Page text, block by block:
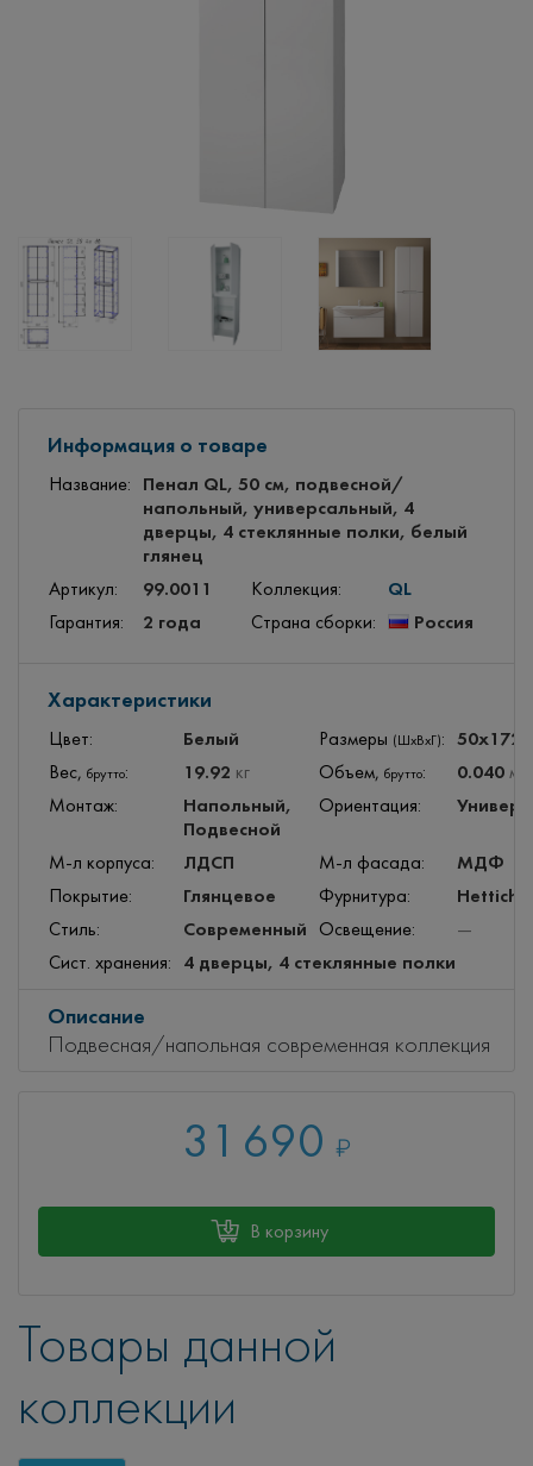
Информация о товаре
Название:
Пенал QL, 50 см, подвесной/
напольный, универсальный, 4
дверцы, 4 стеклянные полки, белый
глянец
Артикул: 99.0011 Коллекция: QL
Гарантия: 2 года Страна сборки: Россия
Характеристики
Цвет: Белый Размеры (ШхВхГ):
Вес, брутто: 19.92 кг Объем, брутто: 0.040 м
Монтаж:
Напольный,
Подвесной
Ориентация:
М-л корпуса: ЛДСП М-л фасада: МДФ
Покрытие: Глянцевое Фурнитура: Hettich
Стиль: Современный Освещение:
—
Сист. хранения:
4 дверцы, 4 стеклянные полки
Описание
Подвесная/напольная современная коллекция
31 690 ₽
В корзину
Товары данной
коллекции